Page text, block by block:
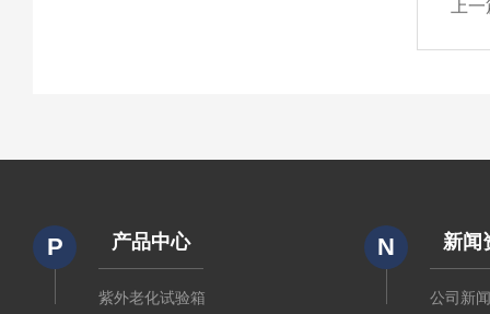
上
P 产品中心
紫外老化试验箱
N 新闻
公司新